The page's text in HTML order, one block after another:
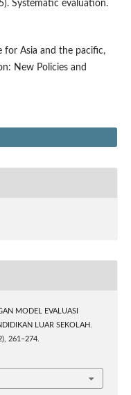
Systematic evaluation.
for Asia and the pacific,
New Policies and
MODEL EVALUASI
LUAR SEKOLAH.
261–274.